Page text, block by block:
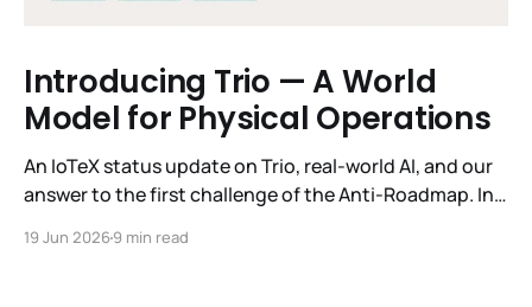
Introducing Trio — A World
Model for Physical Operations
An IoTeX status update on Trio, real-world AI, and our
answer to the first challenge of the Anti-Roadmap. In
three challenges instead of a timeline. Challenge 1 was
19 Jun 20269 min read